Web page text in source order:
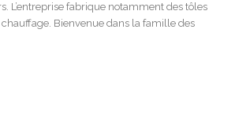
L’entreprise fabrique notamment des tôles
Bienvenue dans la famille des